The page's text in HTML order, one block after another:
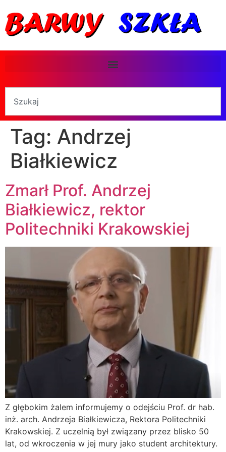
Tag: Andrzej
Białkiewicz
Zmarł Prof. Andrzej
Białkiewicz, rektor
Politechniki Krakowskiej
Z głębokim żalem informujemy o odejściu Prof. dr hab.
inż. arch. Andrzeja Białkiewicza, Rektora Politechniki
Krakowskiej. Z uczelnią był związany przez blisko 50
lat, od wkroczenia w jej mury jako student architektury.